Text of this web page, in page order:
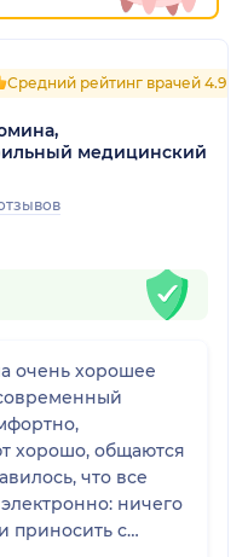
Средний рейтинг врачей 4.9
медицинский
очень хорошее
хорошо, общаются
что все
ничего
приносить с